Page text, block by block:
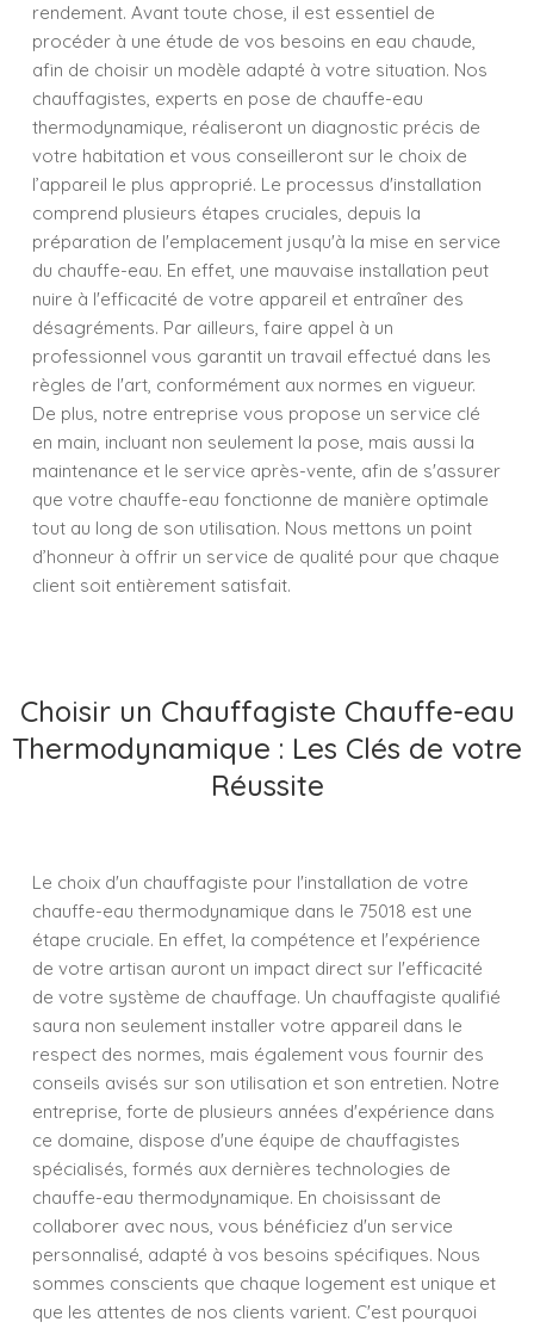
rendement. Avant toute chose, il est essentiel de
procéder à une étude de vos besoins en eau chaude,
afin de choisir un modèle adapté à votre situation. Nos
chauffagistes, experts en pose de chauffe-eau
thermodynamique, réaliseront un diagnostic précis de
votre habitation et vous conseilleront sur le choix de
l’appareil le plus approprié. Le processus d'installation
comprend plusieurs étapes cruciales, depuis la
préparation de l'emplacement jusqu'à la mise en service
du chauffe-eau. En effet, une mauvaise installation peut
nuire à l'efficacité de votre appareil et entraîner des
désagréments. Par ailleurs, faire appel à un
professionnel vous garantit un travail effectué dans les
règles de l'art, conformément aux normes en vigueur.
De plus, notre entreprise vous propose un service clé
en main, incluant non seulement la pose, mais aussi la
maintenance et le service après-vente, afin de s'assurer
que votre chauffe-eau fonctionne de manière optimale
tout au long de son utilisation. Nous mettons un point
d’honneur à offrir un service de qualité pour que chaque
client soit entièrement satisfait.
Choisir un Chauffagiste Chauffe-eau
Thermodynamique : Les Clés de votre
Réussite
Le choix d'un chauffagiste pour l'installation de votre
chauffe-eau thermodynamique dans le 75018 est une
étape cruciale. En effet, la compétence et l'expérience
de votre artisan auront un impact direct sur l'efficacité
de votre système de chauffage. Un chauffagiste qualifié
saura non seulement installer votre appareil dans le
respect des normes, mais également vous fournir des
conseils avisés sur son utilisation et son entretien. Notre
entreprise, forte de plusieurs années d'expérience dans
ce domaine, dispose d'une équipe de chauffagistes
spécialisés, formés aux dernières technologies de
chauffe-eau thermodynamique. En choisissant de
collaborer avec nous, vous bénéficiez d'un service
personnalisé, adapté à vos besoins spécifiques. Nous
sommes conscients que chaque logement est unique et
que les attentes de nos clients varient. C'est pourquoi